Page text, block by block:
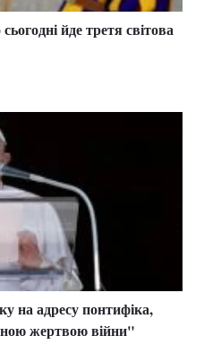
йде третя світова
на адресу понтифіка,
жертвою війни"